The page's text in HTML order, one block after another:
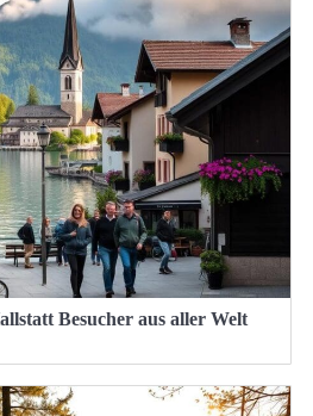
Besucher aus aller Welt